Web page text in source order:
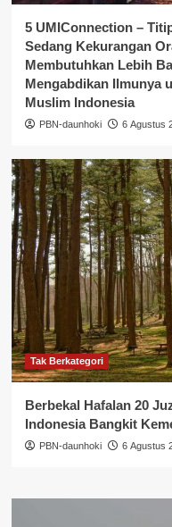
5 UMIConnection –
Sedang Kekurangan
Membutuhkan Lebih
Mengabdikan Ilmunya
Muslim Indonesia
PBN-daunhoki 6 Agustus
Tak Berkategori
Berbekal Hafalan 20
Indonesia Bangkit
PBN-daunhoki 6 Agustus